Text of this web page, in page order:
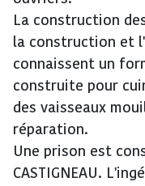
La construction
la construction et
connaissent un
construite pour
des vaisseaux
réparation.
Une prison est
CASTIGNEAU.